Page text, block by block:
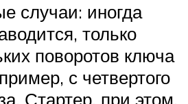
случаи: иногда
только
поворотов ключа
с четвертого
Стартер, при этом,